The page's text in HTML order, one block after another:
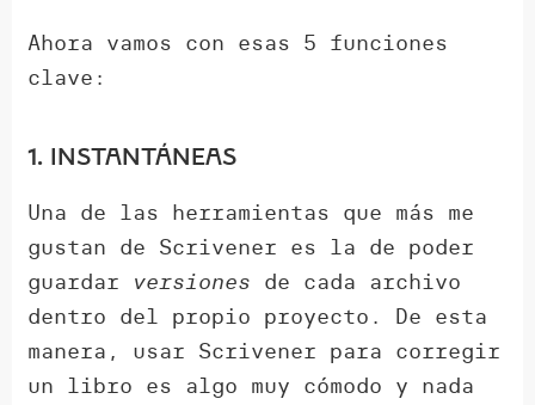
Ahora vamos con esas 5 funciones
clave:
1. Instantáneas
Una de las herramientas que más me
gustan de Scrivener es la de poder
guardar versiones de cada archivo
dentro del propio proyecto. De esta
manera, usar Scrivener para corregir
un libro es algo muy cómodo y nada